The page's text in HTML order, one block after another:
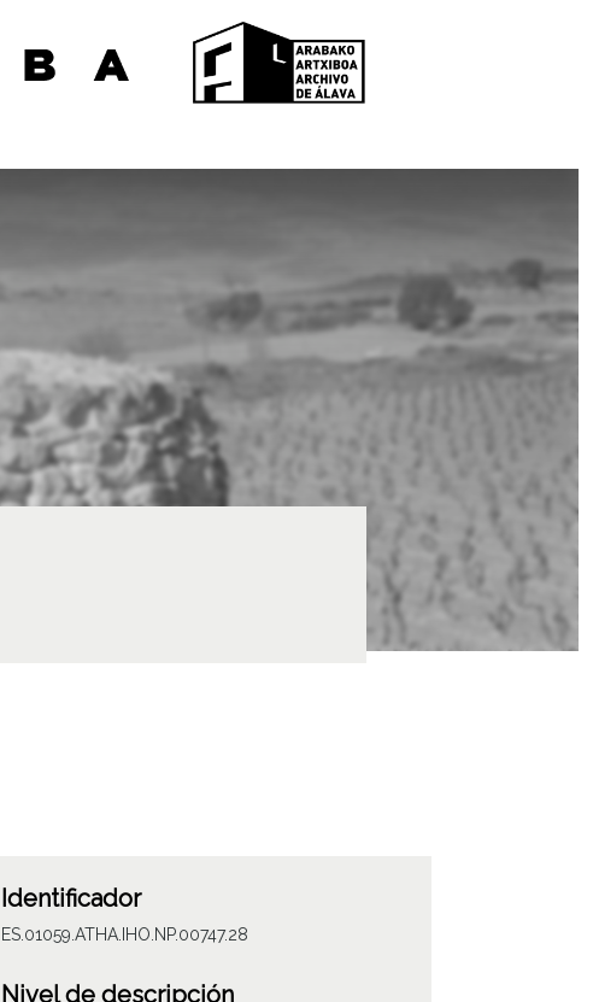
Identificador
ES.01059.ATHA.IHO.NP.00747.28
Nivel de descripción